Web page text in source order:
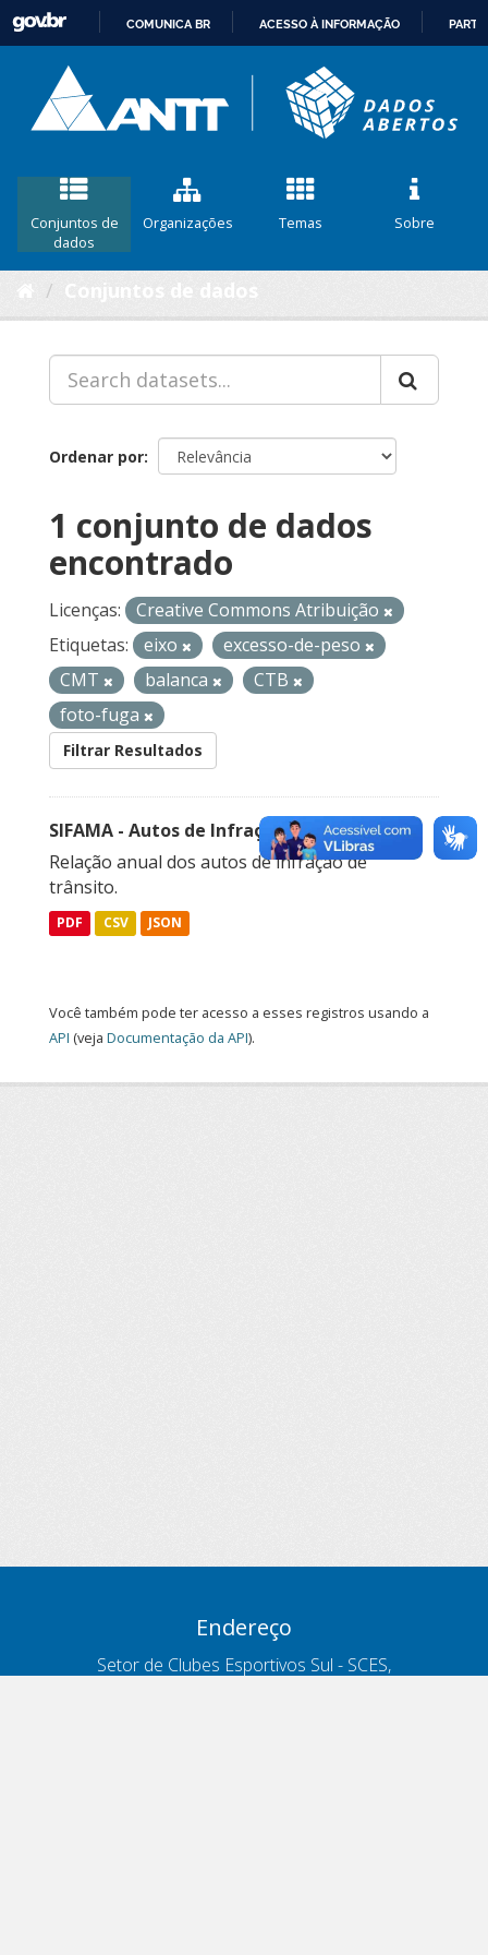
CONTEÚDO
COMUNICA BR ACESSO À INFORMAÇÃO
Conjuntos de
dados
Organizações Temas Sobre
Ordenar por
1 conjunto de dados
encontrado
Licenças:
Creative Commons Atribuição
Etiquetas:
eixo
excesso-de-peso
CMT
balanca
CTB
foto-fuga
Filtrar Resultados
SIFAMA - Autos de Infração de Trânsito
Relação anual dos autos de infração de
trânsito.
PDF CSV JSON
Você também pode ter acesso a esses registros usando a
API (veja Documentação da API).
Endereço
Setor de Clubes Esportivos Sul - SCES,